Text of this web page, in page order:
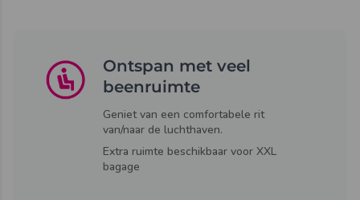
Ontspan met veel
beenruimte
Geniet van een comfortabele rit
van/naar de luchthaven.
Extra ruimte beschikbaar voor XXL
bagage